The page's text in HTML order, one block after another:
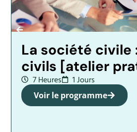
La société civile
civils [atelier
7 Heures 1 Jours
Voir le programme